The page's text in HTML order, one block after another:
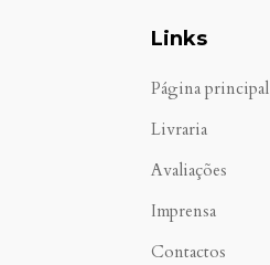
Links
Página principal
Livraria
Avaliações
Imprensa
Contactos